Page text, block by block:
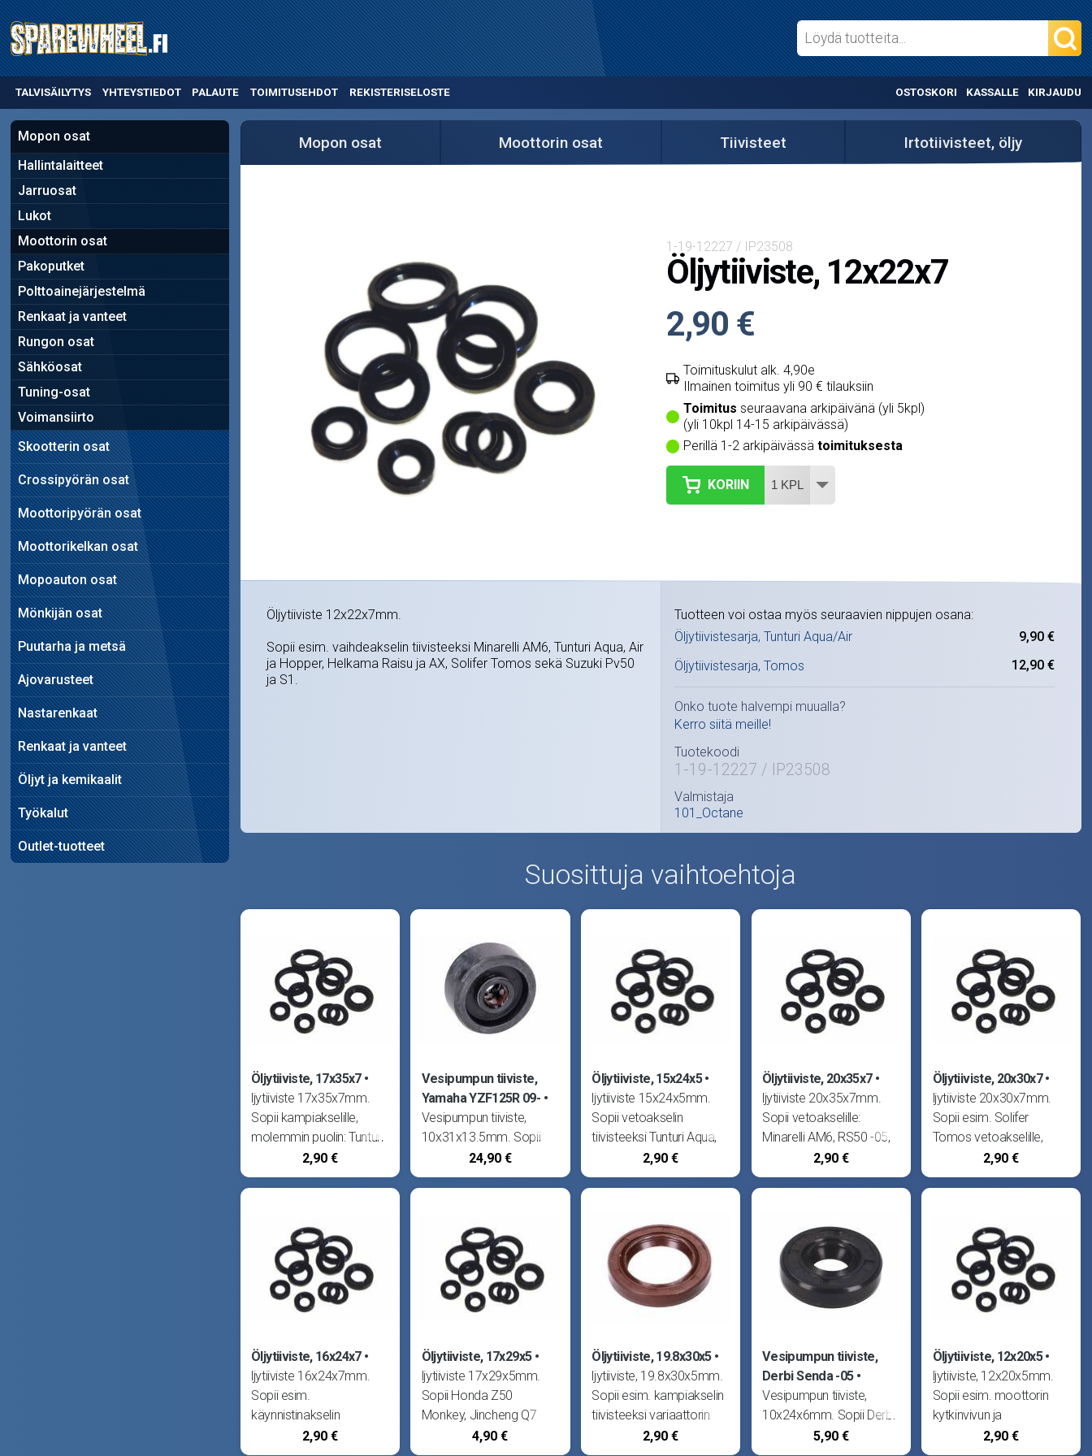
TALVISÄILYTYS YHTEYSTIEDOT PALAUTE TOIMITUSEHDOT REKISTERISELOSTE OSTOSKORI KASSALLE KIRJAUDU
Mopon osat
Hallintalaitteet
Jarruosat
Lukot
Moottorin osat
Pakoputket
Polttoainejärjestelmä
Renkaat ja vanteet
Rungon osat
Sähköosat
Tuning-osat
Voimansiirto
Skootterin osat
Crossipyörän osat
Moottoripyörän osat
Moottorikelkan osat
Mopoauton osat
Mönkijän osat
Puutarha ja metsä
Ajovarusteet
Nastarenkaat
Renkaat ja vanteet
Öljyt ja kemikaalit
Työkalut
Outlet-tuotteet
Mopon osat Moottorin osat Tiivisteet Irtotiivisteet, öljy
1-19-12227 / IP23508
Öljytiiviste, 12x22x7
2,90 €
Toimituskulut alk. 4,90e
Ilmainen toimitus yli 90 € tilauksiin
Toimitus seuraavana arkipäivänä (yli 5kpl)
(yli 10kpl 14-15 arkipäivässä)
Perillä 1-2 arkipäivässä toimituksesta
KORIIN
Öljytiiviste 12x22x7mm.
Sopii esim. vaihdeakselin tiivisteeksi Minarelli AM6, Tunturi Aqua, Air
ja Hopper, Helkama Raisu ja AX, Solifer Tomos sekä Suzuki Pv50
ja S1.
Tuotteen voi ostaa myös seuraavien nippujen osana:
Öljytiivistesarja, Tunturi Aqua/Air
9,90 €
Öljytiivistesarja, Tomos
12,90 €
Onko tuote halvempi muualla?
Kerro siitä meille!
Tuotekoodi
1-19-12227 / IP23508
Valmistaja
101_Octane
Suosittuja vaihtoehtoja
Öljytiiviste, 17x35x7
ljytiiviste 17x35x7mm.
Sopii kampiakselille,
molemmin puolin: Tunturi
Aqua, Air, Hopper, Super
Sport ja Pappa. Sopii
Sopii kampiakselille,
vasemmalle puolelle:
Minarelli
2,90 €
Vesipumpun tiiviste,
Yamaha YZF125R 09-
Vesipumpun tiiviste,
10x31x13.5mm. Sopii
Minarelli 125cc, Beta RR
125, Fantic Caballero
Husqvarna SMR125,
SMS4 ja TE125, MBK
Cityliner
24,90 €
Öljytiiviste, 15x24x5
ljytiiviste 15x24x5mm.
Sopii vetoakselin
tiivisteeksi Tunturi Aqua,
Air ja Hopper, Sopii
käynnistinakselin
kytkimen käyttöakselin
tiivisteeksi Minarelli
2,90 €
Öljytiiviste, 20x35x7
ljytiiviste 20x35x7mm.
Sopii vetoakselille:
Minarelli AM6, RS50 -05,
RX50 -05 ja MX50 -05,
Beta RK6 ja RR, CH WSM
2,90 €
Öljytiiviste, 20x30x7
ljytiiviste 20x30x7mm.
Sopii esim. Solifer
Tomos vetoakselille,
Peugeot pystysylinteriset
kampiakselille
vaakasylinteriset
kampiakselille molemmin
puolin.
2,90 €
Öljytiiviste, 16x24x7
ljytiiviste 16x24x7mm.
Sopii esim.
käynnistinakselin
tiivisteeksi Solifer Tomos
2,90 €
Öljytiiviste, 17x29x5
ljytiiviste 17x29x5mm.
Sopii Honda Z50
Monkey, Jincheng Q7
sekä Skyteam Monkey
4,90 €
Öljytiiviste, 19.8x30x5
ljytiiviste, 19.8x30x5mm.
Sopii esim. kampiakselin
tiivisteeksi variaattorin
puolelle kiinalaiset 4T -
2,90 €
Vesipumpun tiiviste,
Derbi Senda -05
Vesipumpun tiiviste,
10x24x6mm. Sopii Derbi
Senda R -99, Senda
5,90 €
Öljytiiviste, 12x20x5
ljytiiviste, 12x20x5mm.
Sopii esim. moottorin
kytkinvivun ja
vaihdeakselin tiivisteiksi:
2,90 €